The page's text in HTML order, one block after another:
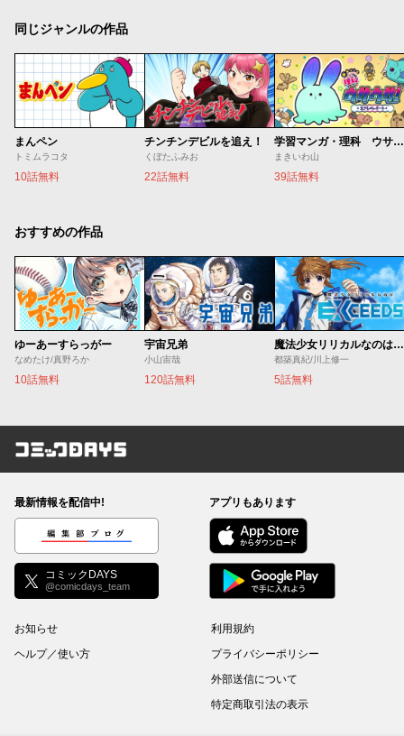
同じジャンルの作品
まんペン
トミムラコタ
10話無料
チンチンデビルを追え！
くぼたふみお
22話無料
学習マンガ・理科 ウサウサ！
まきいわ山
39話無料
おすすめの作品
ゆーあーすらっがー
なめたけ/真野ろか
10話無料
宇宙兄弟
小山宙哉
120話無料
魔法少女リリカルなのは EXCEEDS
都築真紀/川上修一
5話無料
コミックDAYS
最新情報を配信中!
編集部ブログ
コミックDAYS
@comicdays_team
アプリもあります
お知らせ
ヘルプ／使い方
利用規約
プライバシーポリシー
外部送信について
特定商取引法の表示